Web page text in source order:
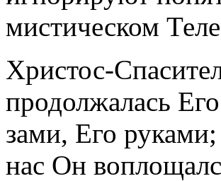
мистичес­ком
Христос-
продолжалась
зами, Его
нас Он